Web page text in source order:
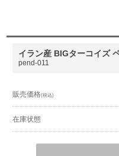
イラン産 BIGターコイズ
pend-011
販売価格(税込)
在庫状態